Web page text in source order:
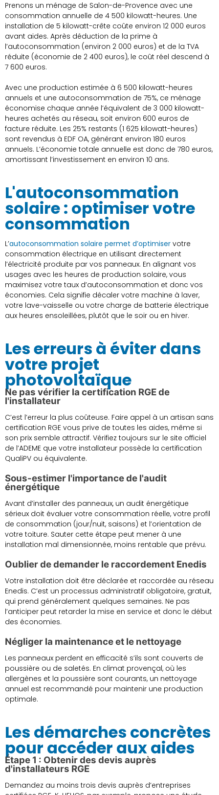
Prenons un ménage de Salon-de-Provence avec une
consommation annuelle de 4 500 kilowatt-heures. Une
installation de 5 kilowatt-crête coûte environ 12 000 euros
avant aides. Après déduction de la prime à
l’autoconsommation (environ 2 000 euros) et de la TVA
réduite (économie de 2 400 euros), le coût réel descend à
7 600 euros.
Avec une production estimée à 6 500 kilowatt-heures
annuels et une autoconsommation de 75%, ce ménage
économise chaque année l’équivalent de 3 000 kilowatt-
heures achetés au réseau, soit environ 600 euros de
facture réduite. Les 25% restants (1 625 kilowatt-heures)
sont revendus à EDF OA, générant environ 180 euros
annuels. L’économie totale annuelle est donc de 780 euros,
amortissant l’investissement en environ 10 ans.
L'autoconsommation
solaire : optimiser votre
consommation
L’autoconsommation solaire permet d’optimiser votre
consommation électrique en utilisant directement
l’électricité produite par vos panneaux. En alignant vos
usages avec les heures de production solaire, vous
maximisez votre taux d’autoconsommation et donc vos
économies. Cela signifie décaler votre machine à laver,
votre lave-vaisselle ou votre charge de batterie électrique
aux heures ensoleillées, plutôt que le soir ou en hiver.
Les erreurs à éviter dans
votre projet
photovoltaïque
Ne pas vérifier la certification RGE de
l'installateur
C’est l’erreur la plus coûteuse. Faire appel à un artisan sans
certification RGE vous prive de toutes les aides, même si
son prix semble attractif. Vérifiez toujours sur le site officiel
de l’ADEME que votre installateur possède la certification
QualiPV ou équivalente.
Sous-estimer l'importance de l'audit
énergétique
Avant d’installer des panneaux, un audit énergétique
sérieux doit évaluer votre consommation réelle, votre profil
de consommation (jour/nuit, saisons) et l’orientation de
votre toiture. Sauter cette étape peut mener à une
installation mal dimensionnée, moins rentable que prévu.
Oublier de demander le raccordement Enedis
Votre installation doit être déclarée et raccordée au réseau
Enedis. C’est un processus administratif obligatoire, gratuit,
qui prend généralement quelques semaines. Ne pas
l’anticiper peut retarder la mise en service et donc le début
des économies.
Négliger la maintenance et le nettoyage
Les panneaux perdent en efficacité s’ils sont couverts de
poussière ou de saletés. En climat provençal, où les
allergènes et la poussière sont courants, un nettoyage
annuel est recommandé pour maintenir une production
optimale.
Les démarches concrètes
pour accéder aux aides
Étape 1 : Obtenir des devis auprès
d'installateurs RGE
Demandez au moins trois devis auprès d’entreprises